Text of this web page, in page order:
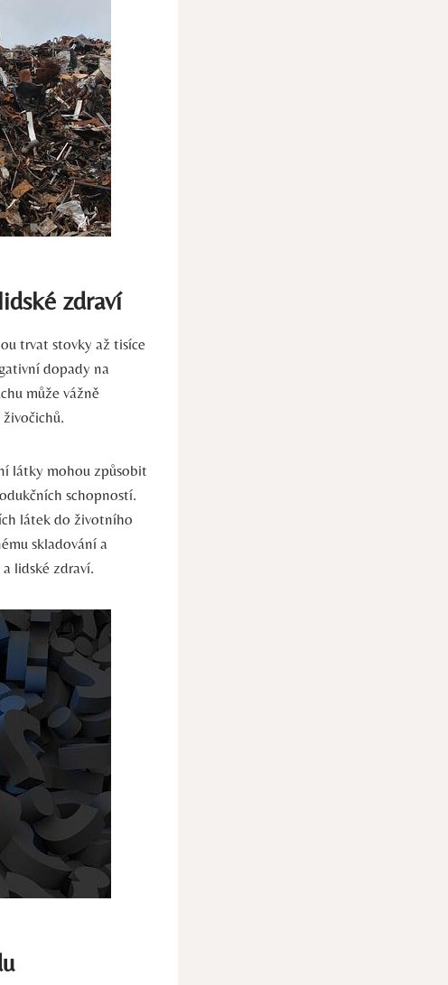
zdraví
trvat stovky až tisíce
dopady na
může vážně
látky mohou způsobit
schopností.
látek do životního
skladování a
lidské zdraví.